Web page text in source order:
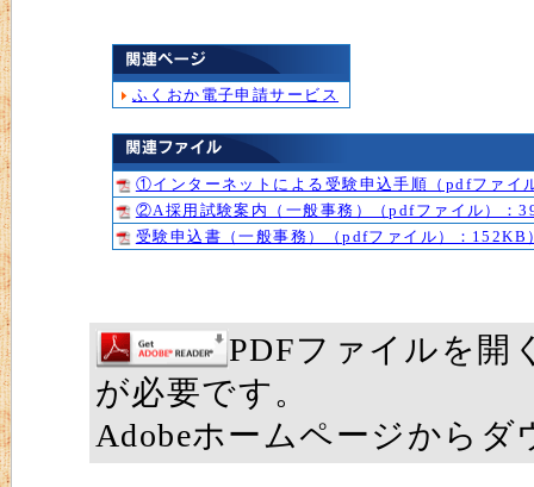
ふくおか電子申請サービス
①インターネットによる受験申込手順（pdfファイ
②A採用試験案内（一般事務）（pdfファイル）：
受験申込書（一般事務）（pdfファイル）：152KB
PDFファイルを開
が必要です。
Adobeホームページから